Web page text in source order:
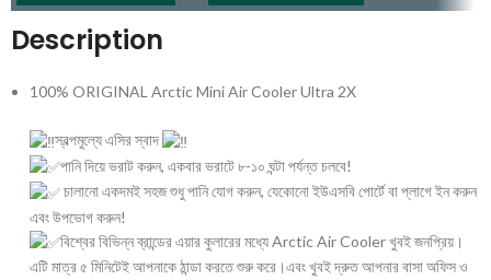
Description
100% ORIGINAL Arctic Mini Air Cooler Ultra 2X
স্বল্পমুল্যে এসির স্বাদ
পানি দিয়ে ভরাট করুন, একবার ভরাটে ৮-১০ ঘন্টা পর্যন্ত চলবে!
চালানো একদমই সহজ শুধু পানি যোগ করুন, যেকোনো ইউএসবি পোর্টে বা প্লাগে ইন করুন
এবং উপভোগ করুন!
বিশ্বের বিভিন্ন ব্রান্ডের এয়ার কুলারের মধ্যে Arctic Air Cooler খুবই জনপ্রিয়।
এটি মাত্র ৫ মিনিটেই আপনাকে ঠান্ডা করতে শুরু করে।এবং খুবই দ্রুত আপনার বাসা অফিস ও